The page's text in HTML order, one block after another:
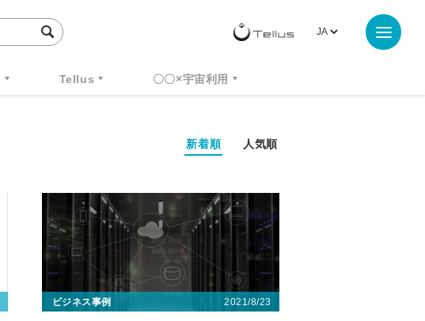
Tellus 〇〇×宇宙利用
新着順 人気順
ビジネス事例 2021/8/23